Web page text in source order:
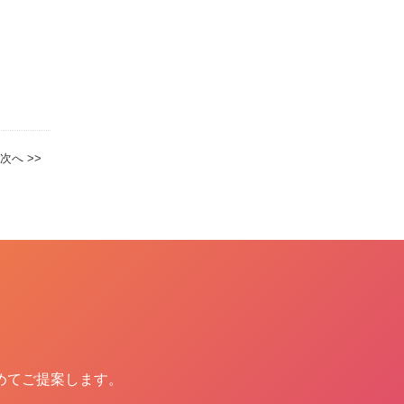
次へ >>
ご提案します。